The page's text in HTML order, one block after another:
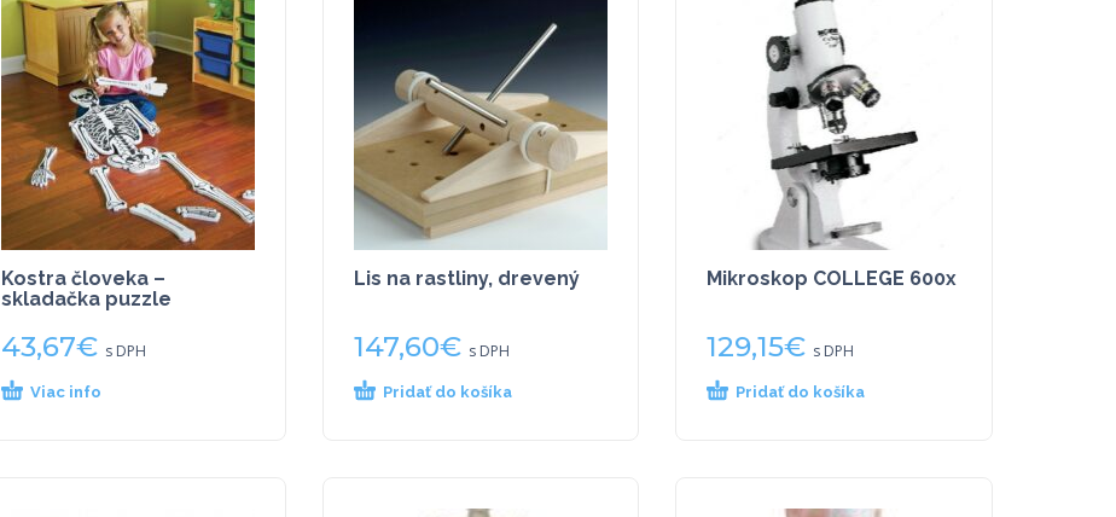
Kostra človeka –
skladačka puzzle
43,67€ s DPH
Viac info
Lis na rastliny, drevený
147,60€ s DPH
Pridať do košíka
Mikroskop COLLEGE 600x
129,15€ s DPH
Pridať do košíka